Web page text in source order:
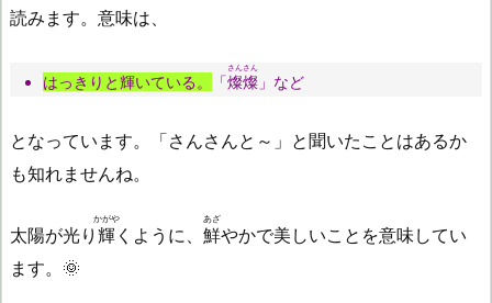
読みます。意味は、
はっきりと輝いている。 「燦燦
さんさん
」など
となっています。「さんさんと～」と聞いたことはあるか
も知れませんね。
太陽が光り 輝
かがや
くように、 鮮
あざ
やかで美しいことを意味してい
ます。🌞